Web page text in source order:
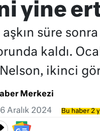
yine
aşkın süre
kaldı.
Nelson, ikinci
Merkezi
6 Aralık 2024 Bu haber 2